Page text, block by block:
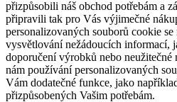
přizpůsobili náš obchod potřebám a
připravili tak pro Vás výjimečné
personalizovaných souborů cookie
vysvětlování nežádoucích informací,
doporučení výrobků nebo
nám používání personalizovaných
Vám dodatečné funkce, jako
přizpůsobených Vašim potřebám.